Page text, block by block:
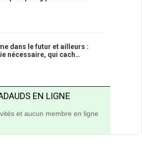
dans le futur et ailleurs :
nécessaire, qui cach…
EN LIGNE
et aucun membre en ligne